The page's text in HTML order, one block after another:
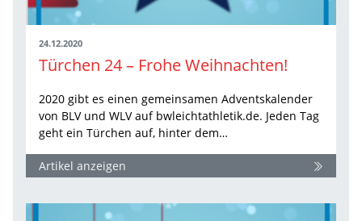
24.12.2020
Türchen 24 – Frohe Weihnachten!
2020 gibt es einen gemeinsamen Adventskalender
von BLV und WLV auf bwleichtathletik.de. Jeden Tag
geht ein Türchen auf, hinter dem…
Artikel anzeigen